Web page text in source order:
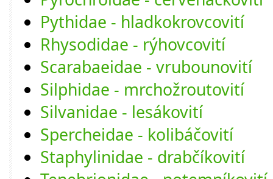
Pythidae - hladkokrovcovití
Rhysodidae - rýhovcovití
Scarabaeidae - vrubounovití
Silphidae - mrchožroutovití
Silvanidae - lesákovití
Spercheidae - kolibáčovití
Staphylinidae - drabčíkovití